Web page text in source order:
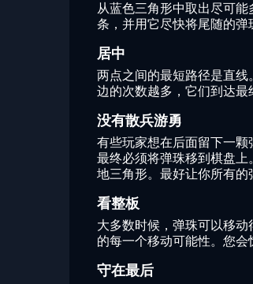
从蓝色三角形中取出尽可
条，并用它尽快将尾随的弹
居中
两点之间的最短路径是直
边的次数越多，它们到达最
没有散兵游勇
有些玩家想在后面留下一
最终必须将弹珠移到棋盘
地三角形。最好让你所有的
看整板
大多数时候，弹珠可以移
的每一个移动可能性。您会
守在最后